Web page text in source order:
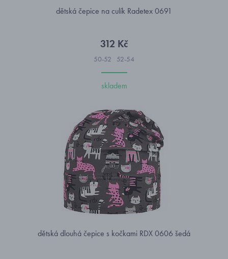
dětská čepice na culík Radetex 0691
312 Kč
50-52 52-54
skladem
dětská dlouhá čepice s kočkami RDX 0606 šedá